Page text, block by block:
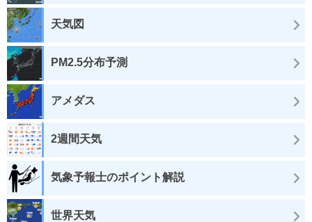
天気図
PM2.5分布予測
アメダス
2週間天気
気象予報士のポイント解説
世界天気